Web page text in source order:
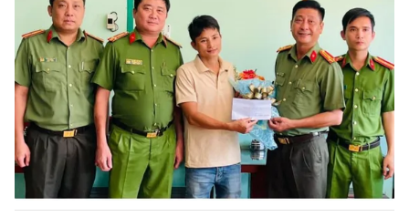
VTV Money VTV Thể thao
VTV Sức khoẻ Bất động sản
Thị trường 24h Tấm lòng Việt
VTV4 Vươn mình bằng AI